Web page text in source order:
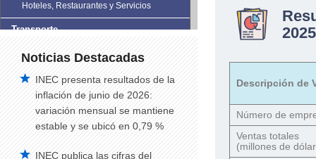
Hoteles, Restaurantes y Servicios
Transporte
Estadísticas de Transporte
Vehículos Matriculados
Siniestros de Tránsito
Siniestros de tránsito trimestral
Vehículos Matriculados – Serie Histórica
Noticias Destacadas
INEC presenta resultados de la
inflación de junio de 2026:
variación mensual se mantiene
estable y se ubicó en 0,79 %
INEC publica las cifras del
2025
Descripción de
Número de
Ventas totales
(millones de